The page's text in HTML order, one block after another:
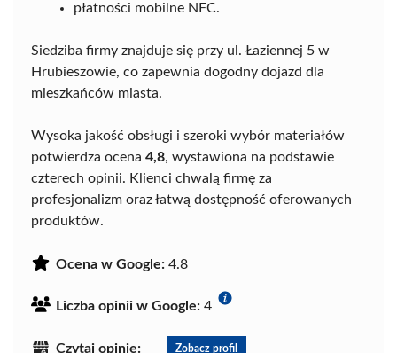
płatności mobilne NFC.
Siedziba firmy znajduje się przy ul. Łaziennej 5 w
Hrubieszowie, co zapewnia dogodny dojazd dla
mieszkańców miasta.
Wysoka jakość obsługi i szeroki wybór materiałów
potwierdza ocena 4,8, wystawiona na podstawie
czterech opinii. Klienci chwalą firmę za
profesjonalizm oraz łatwą dostępność oferowanych
produktów.
Ocena w Google: 4.8
Liczba opinii w Google: 4
Czytaj opinie: Zobacz profil